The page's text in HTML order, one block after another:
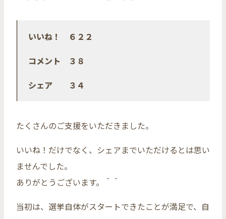
いいね！ ６２２
コメント ３８
シェア ３４
たくさんのご支援をいただきました。
いいね！だけでなく、シェアまでいただけるとは思い
ませんでした。
ありがとうございます。＾＾
当初は、選挙自体がスタートできたことが満足で、自